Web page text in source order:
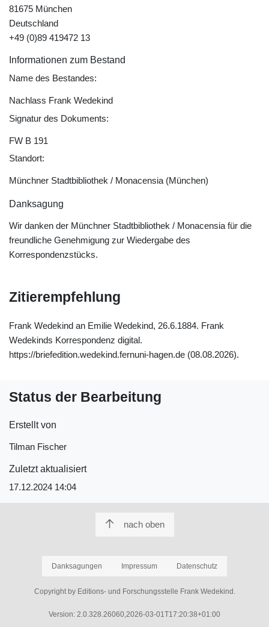
81675 München
Deutschland
+49 (0)89 419472 13
Informationen zum Bestand
Name des Bestandes:
Nachlass Frank Wedekind
Signatur des Dokuments:
FW B 191
Standort:
Münchner Stadtbibliothek / Monacensia (München)
Danksagung
Wir danken der Münchner Stadtbibliothek / Monacensia für die
freundliche Genehmigung zur Wiedergabe des
Korrespondenzstücks.
Zitierempfehlung
Frank Wedekind an Emilie Wedekind, 26.6.1884. Frank
Wedekinds Korrespondenz digital.
https://briefedition.wedekind.fernuni-hagen.de (08.08.2026).
Status der Bearbeitung
Erstellt von
Tilman Fischer
Zuletzt aktualisiert
17.12.2024 14:04
nach oben
Danksagungen Impressum Datenschutz
Copyright by Editions- und Forschungsstelle Frank Wedekind.
Version: 2.0.328.26060,2026-03-01T17:20:38+01:00